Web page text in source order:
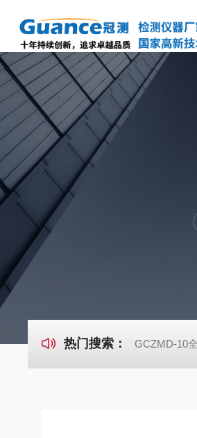
热门搜索： GCZMD-10